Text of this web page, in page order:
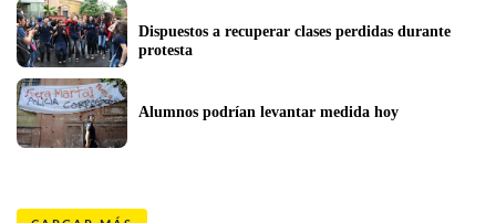
Dispuestos a recuperar clases perdidas durante
protesta
Alumnos podrían levantar medida hoy